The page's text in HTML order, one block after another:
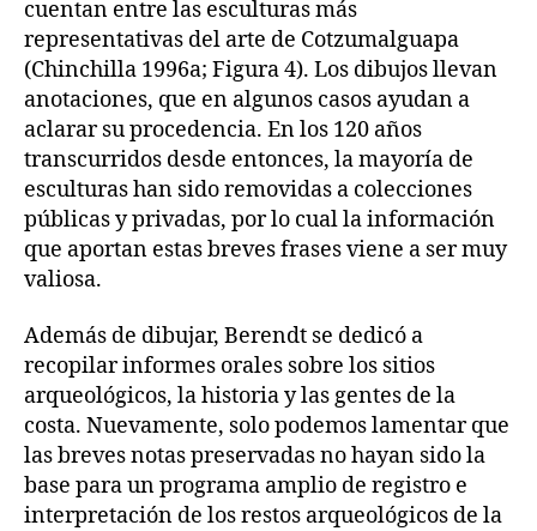
cuentan entre las esculturas más
representativas del arte de Cotzumalguapa
(Chinchilla 1996a; Figura 4). Los dibujos llevan
anotaciones, que en algunos casos ayudan a
aclarar su procedencia. En los 120 años
transcurridos desde entonces, la mayoría de
esculturas han sido removidas a colecciones
públicas y privadas, por lo cual la información
que aportan estas breves frases viene a ser muy
valiosa.
Además de dibujar, Berendt se dedicó a
recopilar informes orales sobre los sitios
arqueológicos, la historia y las gentes de la
costa. Nuevamente, solo podemos lamentar que
las breves notas preservadas no hayan sido la
base para un programa amplio de registro e
interpretación de los restos arqueológicos de la